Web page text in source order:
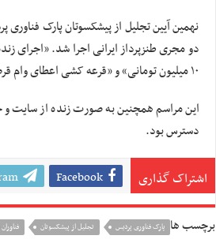
نهمین آیین تجلیل از پیشکسوتان پارک فناوری
۱۰ میلیون تومانی» و «قرعه کشی اعطای وام قرض الحسنه ۱۰ میلیون تومانی» از دیگر برنامه‌های این مراسم بود.
این مراسم همچنین به صورت زنده از سایت
دسترس بود.
اشتراک گذاری Facebook
برچسب ها پارک فناوری پردیس تجلیل از پیشکسوتان